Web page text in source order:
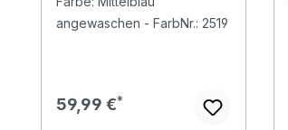
stone
angewaschen - FarbNr.: 2519
Regulärer Preis:
59,99 €